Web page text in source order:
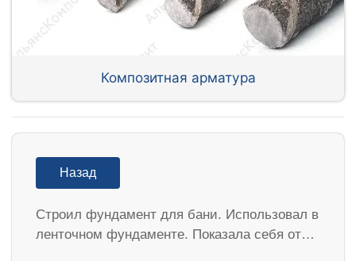
Композитная арматура
Назад
Строил фундамент для бани. Использовал в
ленточном фундаменте. Показала себя от…